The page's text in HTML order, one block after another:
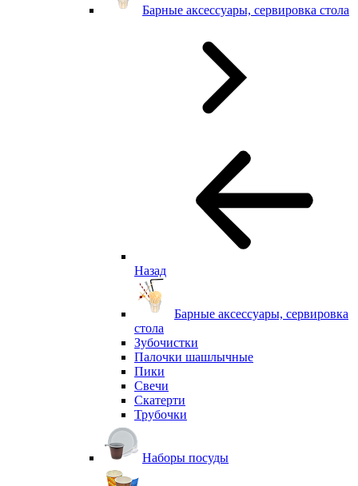
Барные аксессуары, сервировка стола
Назад
Барные аксессуары, сервировка
стола
Зубочистки
Палочки шашлычные
Пики
Свечи
Скатерти
Трубочки
Наборы посуды